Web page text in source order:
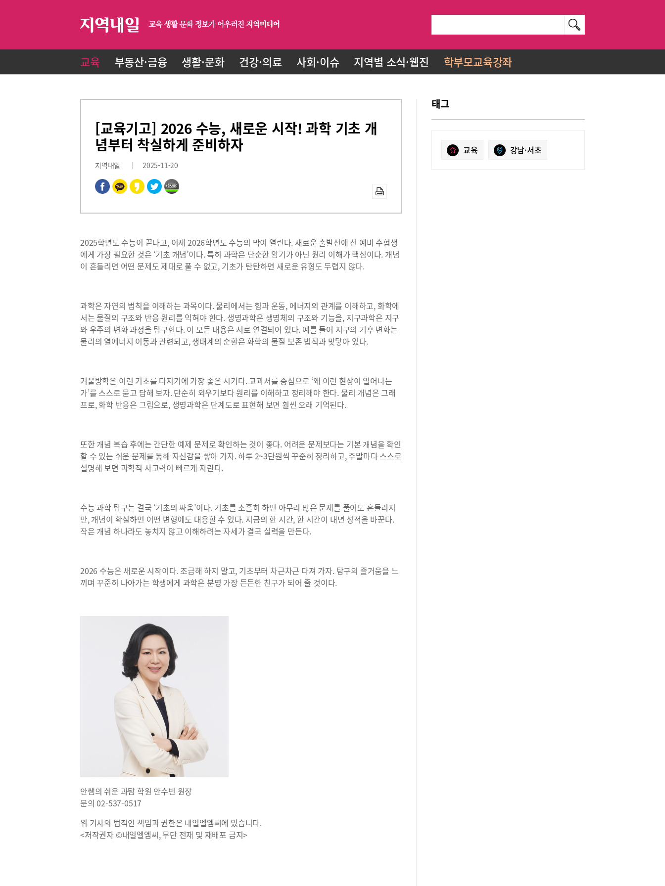
교육 부동산·금융 생활·문화 건강·의료 사회·이슈 지역별 소식·웹진 학부모교육강좌
[교육기고] 2026 수능, 새로운 시작! 과학 기초 개
념부터 착실하게 준비하자
지역내일 2025-11-20
2025학년도 수능이 끝나고, 이제 2026학년도 수능의 막이 열린다. 새로운 출발선에 선 예비 수험생
에게 가장 필요한 것은 ‘기초 개념’이다. 특히 과학은 단순한 암기가 아닌 원리 이해가 핵심이다. 개념
이 흔들리면 어떤 문제도 제대로 풀 수 없고, 기초가 탄탄하면 새로운 유형도 두렵지 않다.
과학은 자연의 법칙을 이해하는 과목이다. 물리에서는 힘과 운동, 에너지의 관계를 이해하고, 화학에
서는 물질의 구조와 반응 원리를 익혀야 한다. 생명과학은 생명체의 구조와 기능을, 지구과학은 지구
와 우주의 변화 과정을 탐구한다. 이 모든 내용은 서로 연결되어 있다. 예를 들어 지구의 기후 변화는
물리의 열에너지 이동과 관련되고, 생태계의 순환은 화학의 물질 보존 법칙과 맞닿아 있다.
겨울방학은 이런 기초를 다지기에 가장 좋은 시기다. 교과서를 중심으로 ‘왜 이런 현상이 일어나는
가’를 스스로 묻고 답해 보자. 단순히 외우기보다 원리를 이해하고 정리해야 한다. 물리 개념은 그래
프로, 화학 반응은 그림으로, 생명과학은 단계도로 표현해 보면 훨씬 오래 기억된다.
또한 개념 복습 후에는 간단한 예제 문제로 확인하는 것이 좋다. 어려운 문제보다는 기본 개념을 확인
할 수 있는 쉬운 문제를 통해 자신감을 쌓아 가자. 하루 2~3단원씩 꾸준히 정리하고, 주말마다 스스로
설명해 보면 과학적 사고력이 빠르게 자란다.
수능 과학 탐구는 결국 ‘기초의 싸움’이다. 기초를 소홀히 하면 아무리 많은 문제를 풀어도 흔들리지
만, 개념이 확실하면 어떤 변형에도 대응할 수 있다. 지금의 한 시간, 한 시간이 내년 성적을 바꾼다.
작은 개념 하나라도 놓치지 않고 이해하려는 자세가 결국 실력을 만든다.
2026 수능은 새로운 시작이다. 조급해 하지 말고, 기초부터 차근차근 다져 가자. 탐구의 즐거움을 느
끼며 꾸준히 나아가는 학생에게 과학은 분명 가장 든든한 친구가 되어 줄 것이다.
안쌤의 쉬운 과탐 학원 안수빈 원장
문의 02-537-0517
위 기사의 법적인 책임과 권한은 내일엘엠씨에 있습니다.
<저작권자 ©내일엘엠씨, 무단 전재 및 재배포 금지>
태그
교육 강남·서초